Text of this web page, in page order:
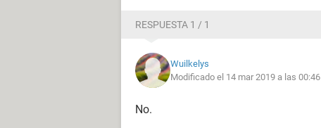
RESPUESTA 1 / 1
Wuilkelys
Modificado el 14 mar 2019 a las 00:46
No.